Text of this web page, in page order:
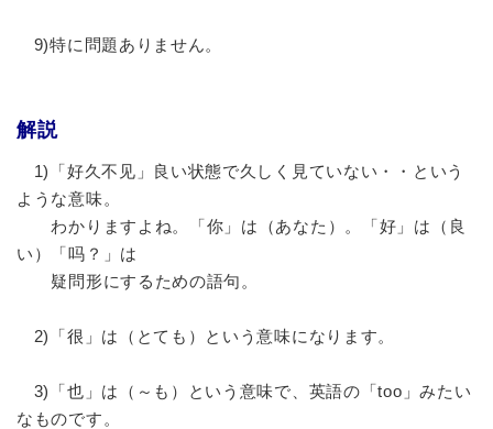
9)特に問題ありません。
解説
1)「好久不见」良い状態で久しく見ていない・・という
ような意味。
わかりますよね。「你」は（あなた）。「好」は（良
い）「吗？」は
疑問形にするための語句。
2)「很」は（とても）という意味になります。
3)「也」は（～も）という意味で、英語の「too」みたい
なものです。